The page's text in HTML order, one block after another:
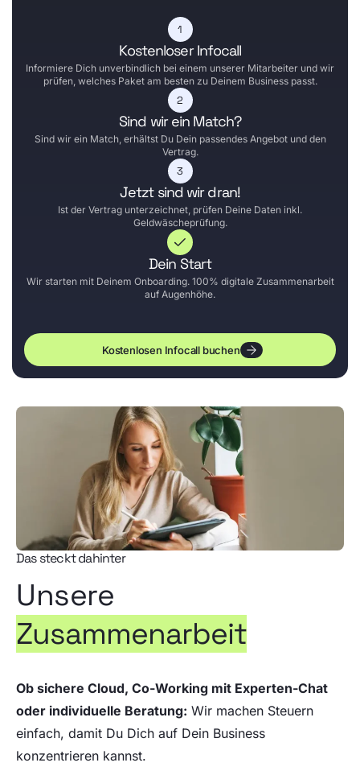
Kostenloser Infocall
Informiere Dich unverbindlich bei einem unserer Mitarbeiter und wir
prüfen, welches Paket am besten zu Deinem Business passt.
Sind wir ein Match?
Sind wir ein Match, erhältst Du Dein passendes Angebot und den
Vertrag.
Jetzt sind wir dran!
Ist der Vertrag unterzeichnet, prüfen Deine Daten inkl.
Geldwäscheprüfung.
Dein Start
Wir starten mit Deinem Onboarding. 100% digitale Zusammenarbeit
auf Augenhöhe.
Kostenlosen Infocall buchen
Das steckt dahinter
Unsere
Zusammenarbeit
Ob sichere Cloud, Co-Working mit Experten-Chat
oder individuelle Beratung: Wir machen Steuern
einfach, damit Du Dich auf Dein Business
konzentrieren kannst.